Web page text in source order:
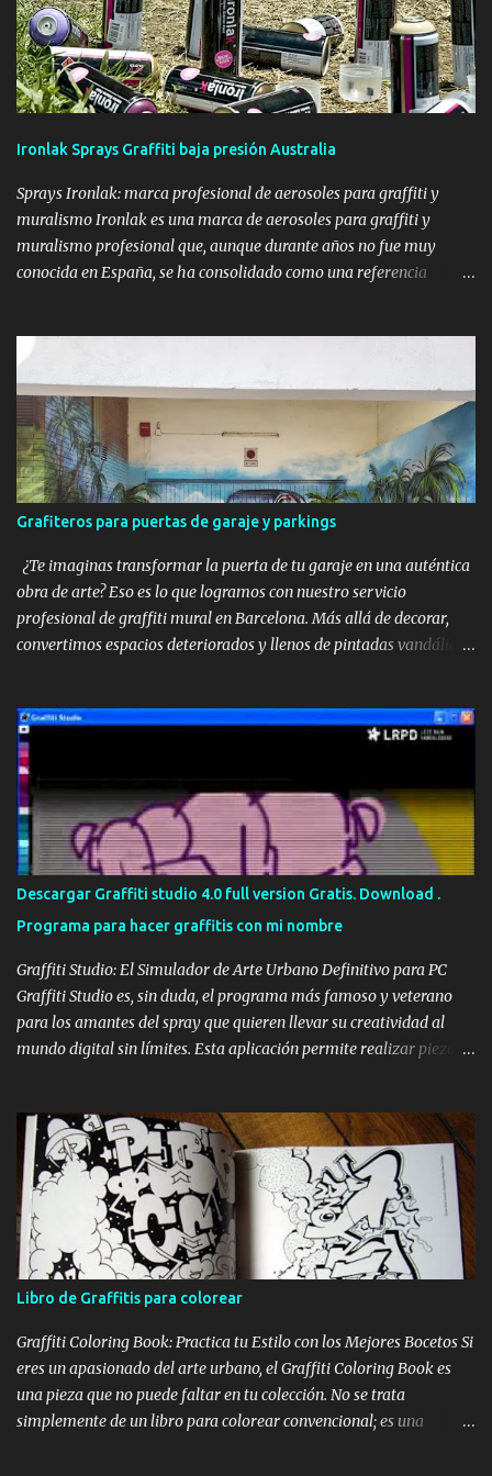
sólo realizamos graffitis en domicilio , sino que el arte mural se
puede aplicar sobre cualquier superficie, lugar, local, ... así que sólo
tienes que plantearnos tu idea y nosotros ya nos encargaremos de
darle forma. Visita nuestra galería para ver muestras de graffitis
profesionales realizados por Murales Barcelona.
Ironlak Sprays Graffiti baja presión Australia
Sprays Ironlak: marca profesional de aerosoles para graffiti y
muralismo Ironlak es una marca de aerosoles para graffiti y
muralismo profesional que, aunque durante años no fue muy
conocida en España, se ha consolidado como una referencia
objetivo claro de ofrecer a los artistas una pintura fiable, precisa y
asequible. Origen y filosofía de Ironlak Ironlak fue desarrollada
por AVT Paints con la intención de cubrir las necesidades reales de
los escritores de graffiti y muralistas. Desde sus inicios, la marca se
ha centrado en ofrecer un equilibrio óptimo entre calidad,
rendimiento y precio, convirtiéndose en la pintura más utilizada en
Australia y ganando presencia progresiva en Europa y Estados
Unidos. Uno de los puntos fuertes de Ironlak es que sus latas
vienen preparadas para trabajar desde el primer momento,
incluyendo tres boquillas: ...
Grafiteros para puertas de garaje y parkings
¿Te imaginas transformar la puerta de tu garaje en una auténtica
obra de arte? Eso es lo que logramos con nuestro servicio
profesional de graffiti mural en Barcelona. Más allá de decorar,
convertimos espacios deteriorados y llenos de pintadas vandálicas
Barcelona En Barcelona, cada vez más comunidades de vecinos,
negocios y propietarios particulares apuestan por decorar sus
parkings y garajes con murales personalizados . Este tipo de
intervenciones no solo aportan valor estético, sino que tienen un
impacto real en la percepción del entorno urbano, fomentando el
respeto por los espacios intervenidos. En el trabajo que mostramos
aquí, se pintó completamente una puerta metálica de garaje, así
como las paredes laterales del parking. El diseño combina un
paisaje tropical con un coche clásico , creando una escena
envolvente que invita a mirar y disfru...
Descargar Graffiti studio 4.0 full version Gratis. Download .
Programa para hacer graffitis con mi nombre
Graffiti Studio: El Simulador de Arte Urbano Definitivo para PC
Graffiti Studio es, sin duda, el programa más famoso y veterano
para los amantes del spray que quieren llevar su creatividad al
mundo digital sin límites. Esta aplicación permite realizar piezas
papel y una forma increíble de practicar desde casa con el
ordenador. Gracias a su motor gráfico sencillo pero eficaz, ofrece
una sensación de profundidad y textura que pocos simuladores
gratuitos han logrado igualar hasta la fecha. Lo que hace especial
a este simulador es su capacidad para replicar la experiencia de
pintar en la calle con un realismo sorprendente. Es ideal tanto para
escritores novatos que quieren aprender a estructurar su nombre y
entender el flujo de las letras, como para artistas experimentados
que desean probar combinaciones de colores, outl...
Libro de Graffitis para colorear
Graffiti Coloring Book: Practica tu Estilo con los Mejores Bocetos Si
eres un apasionado del arte urbano, el Graffiti Coloring Book es
una pieza que no puede faltar en tu colección. No se trata
simplemente de un libro para colorear convencional; es una